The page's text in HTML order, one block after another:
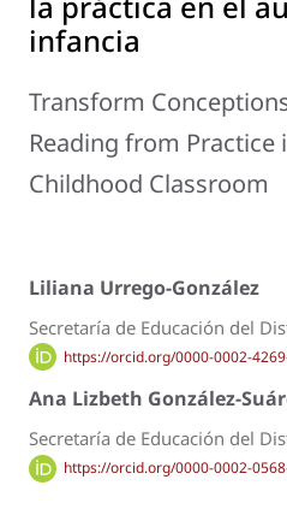
infancia
Transform
Reading from Practice
Childhood Classroom
Liliana Urrego-González
Secretaría de Educación del
https://orcid.org/0000-0002-
Ana Lizbeth González-
Secretaría de Educación del
https://orcid.org/0000-0002-